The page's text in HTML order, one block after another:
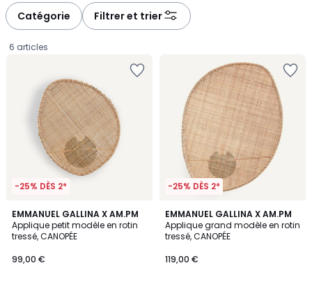
Catégorie Filtrer et trier
6 articles
-25% DÈS 2*
EMMANUEL GALLINA X AM.PM
Applique petit modèle en rotin
tressé, CANOPÉE
€.
99,00 €
4
/
5
-25% DÈS 2*
EMMANUEL GALLINA X AM.PM
Applique grand modèle en rotin
tressé, CANOPÉE
119,00 €
4,3
/ 5